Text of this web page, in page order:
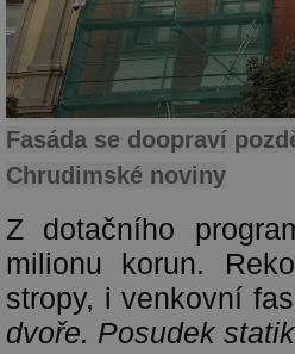
Fasáda se doopraví
Chrudimské noviny
Z dotačního
milionu korun.
stropy, i venkovní
dvoře. Posudek